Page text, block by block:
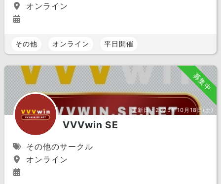
オンライン
その他 オンライン 平日開催
募集中
更新日： 2025年10月18日(土)
VVVwin SE
その他のサークル
オンライン